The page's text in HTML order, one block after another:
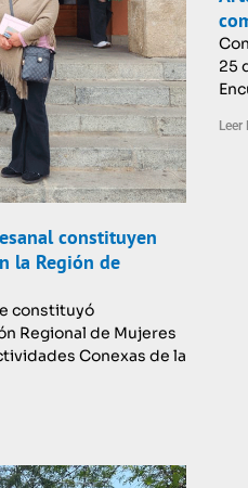
constituyen
la Región de
constituyó
Regional de Mujeres
Conexas de la
25
Leer